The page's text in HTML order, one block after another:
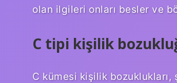
olan ilgileri onları besler ve
C tipi kişilik
C kümesi kişilik